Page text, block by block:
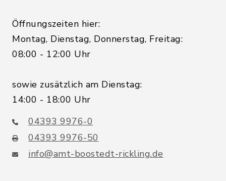
Öffnungszeiten hier:
Montag, Dienstag, Donnerstag, Freitag:
08:00 - 12:00 Uhr
sowie zusätzlich am Dienstag:
14:00 - 18:00 Uhr
04393 9976-0
04393 9976-50
info@amt-boostedt-rickling.de